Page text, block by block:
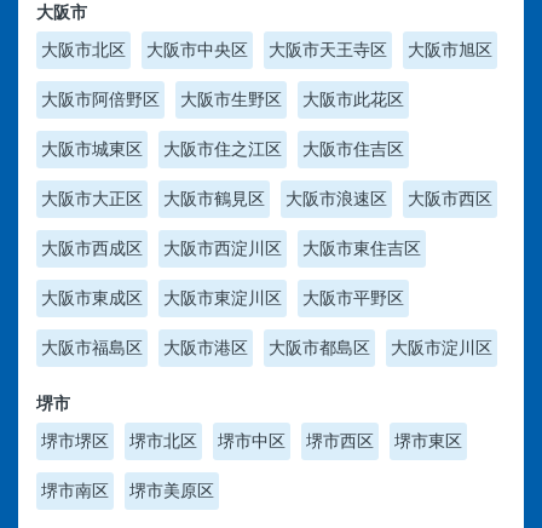
大阪市
大阪市北区
大阪市中央区 大阪市天王寺区 大阪市旭区
大阪市阿倍野区 大阪市生野区 大阪市此花区
大阪市城東区 大阪市住之江区 大阪市住吉区
大阪市大正区 大阪市鶴見区 大阪市浪速区 大阪市西区
大阪市西成区 大阪市西淀川区 大阪市東住吉区
大阪市東成区 大阪市東淀川区 大阪市平野区
大阪市福島区 大阪市港区 大阪市都島区 大阪市淀川区
堺市
堺市堺区
堺市北区 堺市中区 堺市西区 堺市東区
堺市南区 堺市美原区